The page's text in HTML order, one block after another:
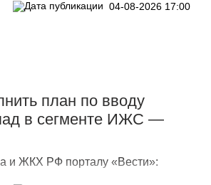
04-08-2026 17:00
план по вводу
в сегменте ИЖС —
и ЖКХ РФ порталу «Вести»: